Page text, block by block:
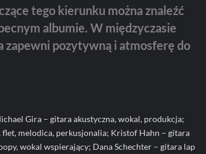
tego kierunku można znaleźć
albumie. W międzyczasie
zapewni pozytywną i atmosferę do
Gira – gitara akustyczna, wokal, produkcja;
flet, melodica, perkusjonalia; Kristof Hahn – gitara
wokal wspierający; Dana Schechter – gitara lap